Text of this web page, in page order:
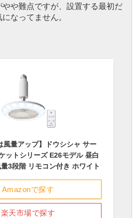
やや難点ですが、設置する最初だ
なってません。
風量アップ】ドウシシャ サー
ットシリーズ E26モデル 昼白
3段階 リモコン付き ホワイト
Amazonで探す
楽天市場で探す